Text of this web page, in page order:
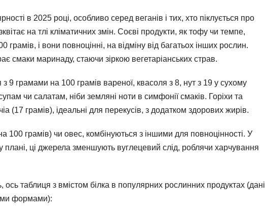
в 2025 році, особливо серед веганів і тих, хто піклується про
на тлі кліматичних змін. Соєві продукти, як тофу чи темпе,
грамів, і вони повноцінні, на відміну від багатьох інших рослин.
смаки маринаду, стаючи зіркою вегетаріанських страв.
9 грамами на 100 грамів вареної, квасоля з 8, нут з 19 у сухому
чи салатам, ніби земляні ноти в симфонії смаків. Горіхи та
(17 грамів), ідеальні для перекусів, з додатком здорових жирів.
100 грамів) чи овес, комбінуються з іншими для повноцінності. У
ці джерела зменшують вуглецевий слід, роблячи харчування
ось таблиця з вмістом білка в популярних рослинних продуктах (дані
формами):